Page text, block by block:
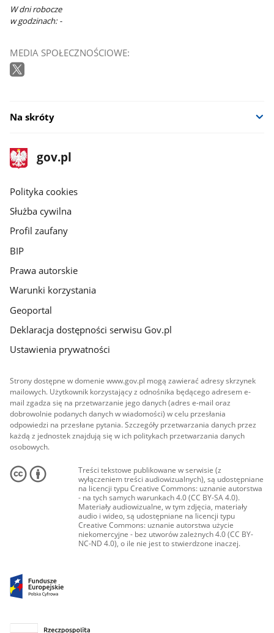
W dni robocze
w godzinach: -
MEDIA SPOŁECZNOŚCIOWE:
Na skróty
stopka
gov.pl
Strona
gov.pl
gov.pl
Polityka cookies
Służba cywilna
Profil zaufany
BIP
Prawa autorskie
Warunki korzystania
Geoportal
Deklaracja dostępności serwisu Gov.pl
Ustawienia prywatności
Strony dostępne w domenie www.gov.pl mogą zawierać adresy skrzynek
mailowych. Użytkownik korzystający z odnośnika będącego adresem e-
mail zgadza się na przetwarzanie jego danych (adres e-mail oraz
dobrowolnie podanych danych w wiadomości) w celu przesłania
odpowiedzi na przesłane pytania. Szczegóły przetwarzania danych przez
każdą z jednostek znajdują się w ich politykach przetwarzania danych
osobowych.
Treści tekstowe publikowane w serwisie (z
wyłączeniem treści audiowizualnych), są udostępniane
na licencji typu Creative Commons: uznanie autorstwa
- na tych samych warunkach 4.0 (CC BY-SA 4.0).
Materiały audiowizualne, w tym zdjęcia, materiały
audio i wideo, są udostępniane na licencji typu
Creative Commons: uznanie autorstwa użycie
niekomercyjne - bez utworów zależnych 4.0 (CC BY-
NC-ND 4.0), o ile nie jest to stwierdzone inaczej.